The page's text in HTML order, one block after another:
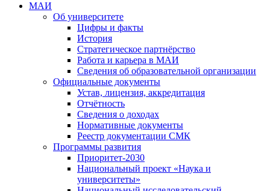
МАИ
Об университете
Цифры и факты
История
Стратегическое партнёрство
Работа и карьера в МАИ
Сведения об образовательной организации
Официальные документы
Устав, лицензия, аккредитация
Отчётность
Сведения о доходах
Нормативные документы
Реестр документации СМК
Программы развития
Приоритет-2030
Национальный проект «Наука и
университеты»